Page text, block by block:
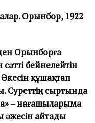
Орынбор, 1922
Орынборға
бейнелейтін
құшақтап
Суреттің сыртында
– нағашыларыма
әжесін айтады